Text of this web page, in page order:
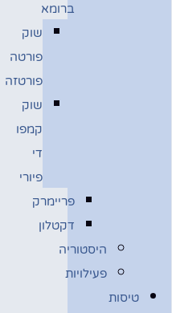
ברומא
שוק
פורטה
פורטזה
שוק
קמפו
די
פיורי
פריימרק
דקטלון
היסטוריה
פעילויות
טיסות